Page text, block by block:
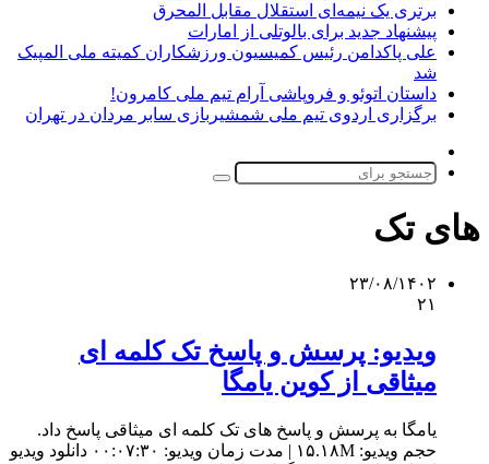
برتری یک نیمه‌ای استقلال مقابل المحرق
پیشنهاد جدید برای بالوتلی از امارات
علی پاکدامن رئیس کمیسیون ورزشکاران کمیته ملی المپیک
شد
داستان اتوئو و فروپاشی آرام تیم ملی کامرون!
برگزاری اردوی تیم ملی شمشیربازی سابر مردان در تهران
پوسته
جستجو
های تک
۲۳/۰۸/۱۴۰۲
۲۱
ویدیو: پرسش و پاسخ تک کلمه ای
میثاقی از کوین یامگا
یامگا به پرسش و پاسخ های تک کلمه ای میثاقی پاسخ داد.
حجم ویدیو: ۱۵.۱۸M | مدت زمان ویدیو: ۰۰:۰۷:۳۰ دانلود ویدیو